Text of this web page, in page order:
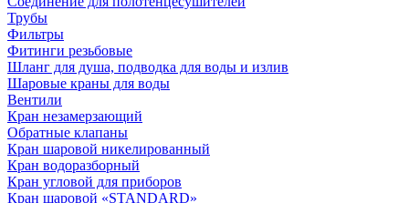
Трубы
Фильтры
Фитинги резьбовые
Шланг для душа, подводка для воды и излив
Шаровые краны для воды
Вентили
Кран незамерзающий
Обратные клапаны
Кран шаровой никелированный
Кран водоразборный
Кран угловой для приборов
Кран шаровой «STANDARD»